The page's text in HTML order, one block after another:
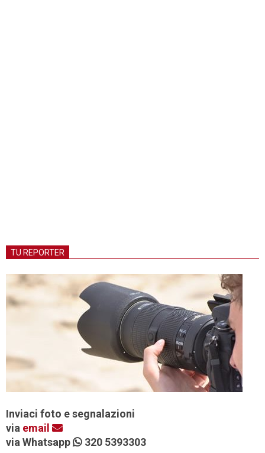
TU REPORTER
Inviaci foto e segnalazioni
via email
via Whatsapp
320 5393303